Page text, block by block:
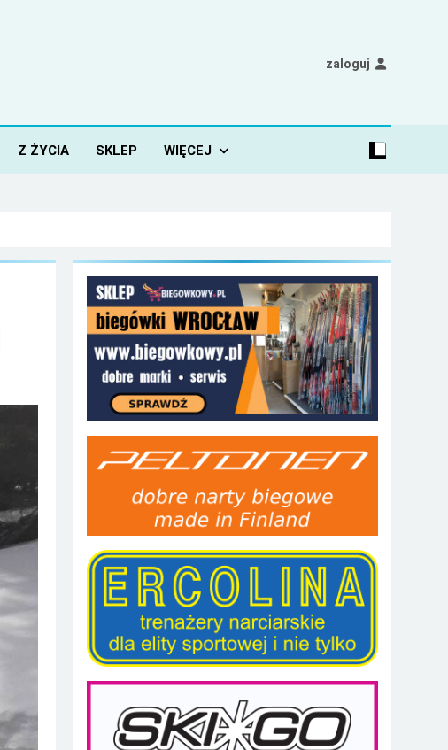
zaloguj
Z ŻYCIA SKLEP WIĘCEJ